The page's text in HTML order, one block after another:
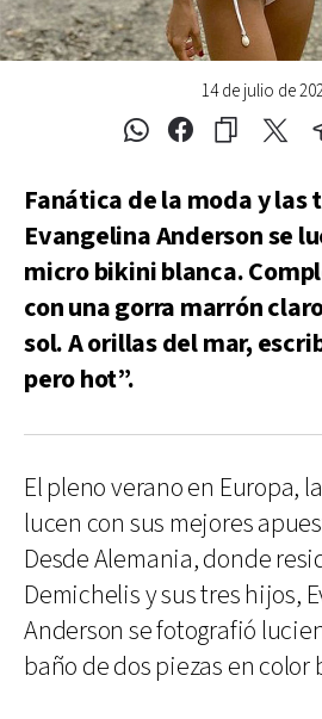
14 de julio de
Fanática de la moda y las
Evangelina Anderson se
micro bikini blanca.
con una gorra marrón
sol. A orillas del mar,
pero hot”.
El pleno verano en Europa,
lucen con sus mejores
Desde Alemania, donde
Demichelis y sus tres hijos,
Anderson se fotografió
baño de dos piezas en color